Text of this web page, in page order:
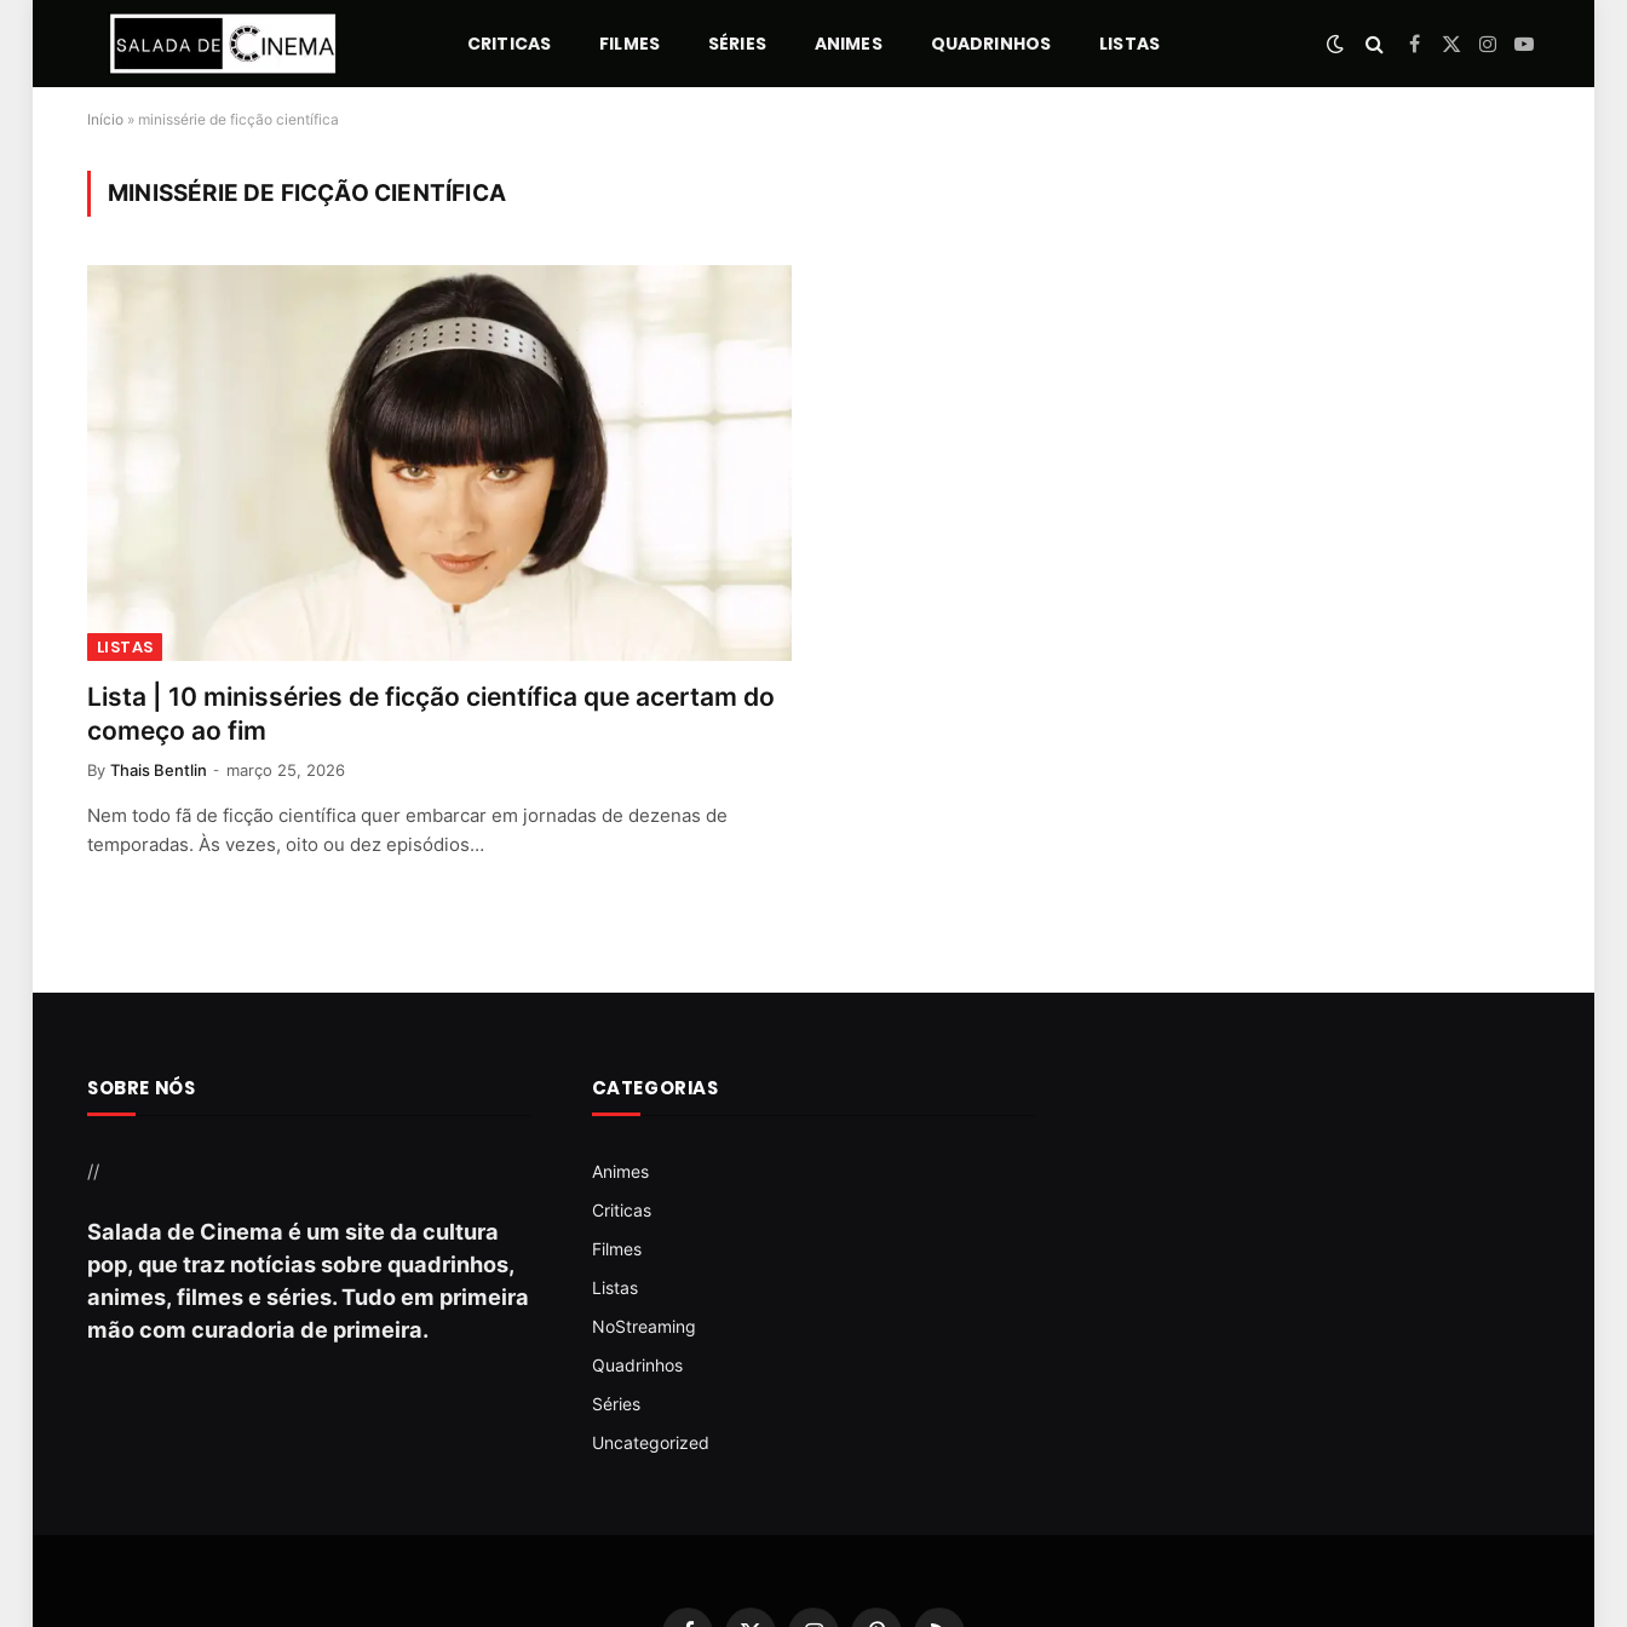
CRITICAS FILMES SÉRIES ANIMES QUADRINHOS LISTAS Facebook
X
Instagram
YouTube
Início » minissérie de ficção científica
MINISSÉRIE DE FICÇÃO CIENTÍFICA
LISTAS
Lista | 10 minisséries de ficção científica que acertam do
começo ao fim
By Thais Bentlin março 25, 2026
Nem todo fã de ficção científica quer embarcar em jornadas de dezenas de
temporadas. Às vezes, oito ou dez episódios…
SOBRE NÓS
//
Salada de Cinema é um site da cultura
pop, que traz notícias sobre quadrinhos,
animes, filmes e séries. Tudo em primeira
mão com curadoria de primeira.
CATEGORIAS
Animes
Criticas
Filmes
Listas
NoStreaming
Quadrinhos
Séries
Uncategorized